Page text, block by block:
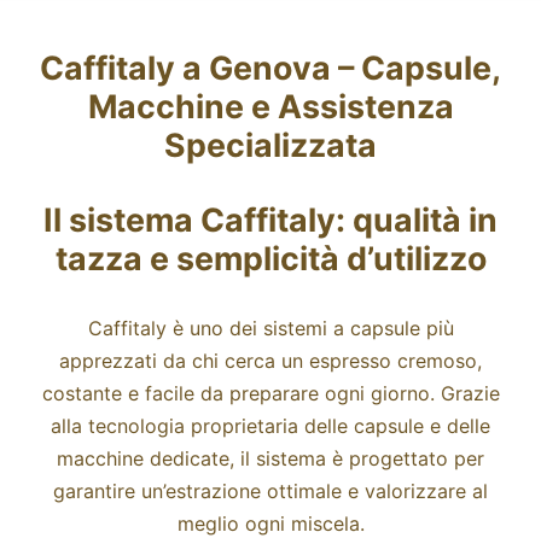
Caffitaly a Genova – Capsule,
Macchine e Assistenza
Specializzata
Il sistema Caffitaly: qualità in
tazza e semplicità d’utilizzo
Caffitaly è uno dei sistemi a capsule più
apprezzati da chi cerca un espresso cremoso,
costante e facile da preparare ogni giorno. Grazie
alla tecnologia proprietaria delle capsule e delle
macchine dedicate, il sistema è progettato per
garantire un’estrazione ottimale e valorizzare al
meglio ogni miscela.